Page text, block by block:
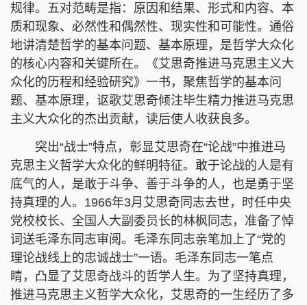
规律。五对范畴是指：原因和结果、形式和内容、本
质和现象、必然性和偶然性、现实性和可能性。通俗
地讲清楚哲学的基本问题、基本原理，是哲学大众化
的核心内容和关键所在。《艾思奇推进马克思主义大
众化的历程和经验研究》一书，聚焦哲学的基本问
题、基本原理，讴歌艾思奇倾注毕生精力推进马克思
主义大众化的杰出贡献，读后使人收获良多。
突出“战士”特点，彰显艾思奇在“论战”中推进马
克思主义哲学大众化的鲜明特征。敢于论战的人是有
底气的人，是敢于斗争、善于斗争的人，也是勇于坚
持真理的人。1966年3月艾思奇同志去世，时任中央
党校校长、全国人大副委员长的林枫同志，准备了悼
词送毛泽东同志审阅。毛泽东同志亲笔加上了“党的
理论战线上的忠诚战士”一语。毛泽东同志一笔点
睛，凸显了艾思奇战斗的哲学人生。为了坚持真理，
推进马克思主义哲学大众化，艾思奇的一生经历了多